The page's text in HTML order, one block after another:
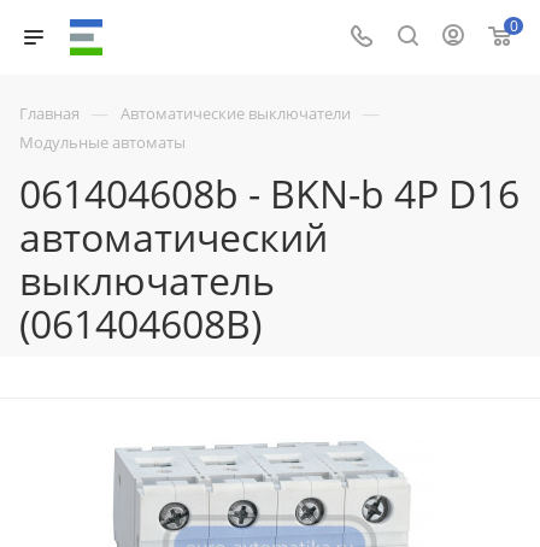
0
Главная — Автоматические выключатели —
Модульные автоматы
061404608b - BKN-b 4P D16
автоматический
выключатель
(061404608B)